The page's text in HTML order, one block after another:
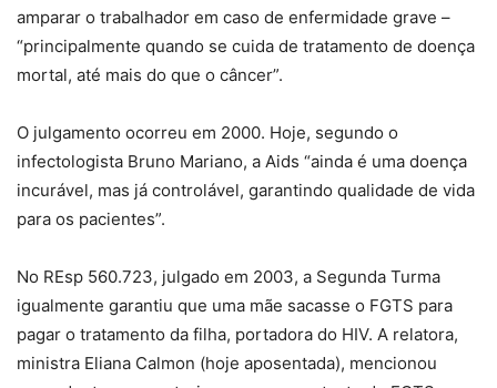
amparar o trabalhador em caso de enfermidade grave –
“principalmente quando se cuida de tratamento de doença
mortal, até mais do que o câncer”.
O julgamento ocorreu em 2000. Hoje, segundo o
infectologista Bruno Mariano, a Aids “ainda é uma doença
incurável, mas já controlável, garantindo qualidade de vida
para os pacientes”.
No REsp 560.723, julgado em 2003, a Segunda Turma
igualmente garantiu que uma mãe sacasse o FGTS para
pagar o tratamento da filha, portadora do HIV. A relatora,
ministra Eliana Calmon (hoje aposentada), mencionou